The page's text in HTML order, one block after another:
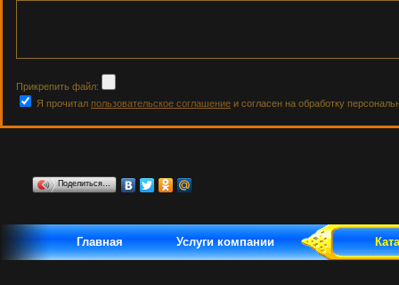
Прикрепить файл:
Я прочитал пользовательское соглашение и согласен на обработку
Поделиться…
Главная Услуги компании